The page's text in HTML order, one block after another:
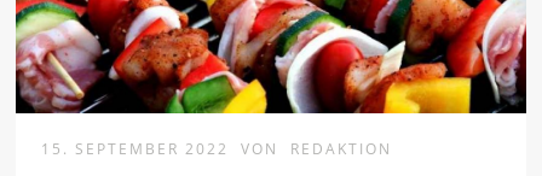
15. SEPTEMBER 2022 VON REDAKTION